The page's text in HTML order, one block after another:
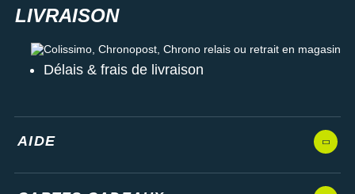
Colissimo, Chronopost, Chrono relais ou retrait en magasin
Délais & frais de livraison
AIDE